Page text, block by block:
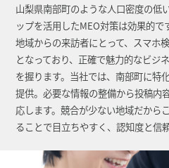
山梨県南部町のような人口密度の低
ップを活用したMEO対策は効果的
地域からの来訪者にとって、スマホ
となっており、正確で魅力的なビジ
を握ります。当社では、南部町に特
提供。必要な情報の整備から投稿内
応します。競合が少ない地域だから
ることで目立ちやすく、認知度と信